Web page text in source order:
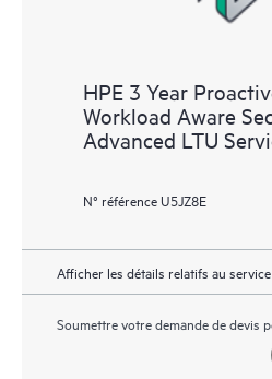
HPE 3 Year
Workload Aware
Advanced LTU
N° référence U5JZ8E
Afficher les détails relatifs au service
Soumettre votre demande de devis